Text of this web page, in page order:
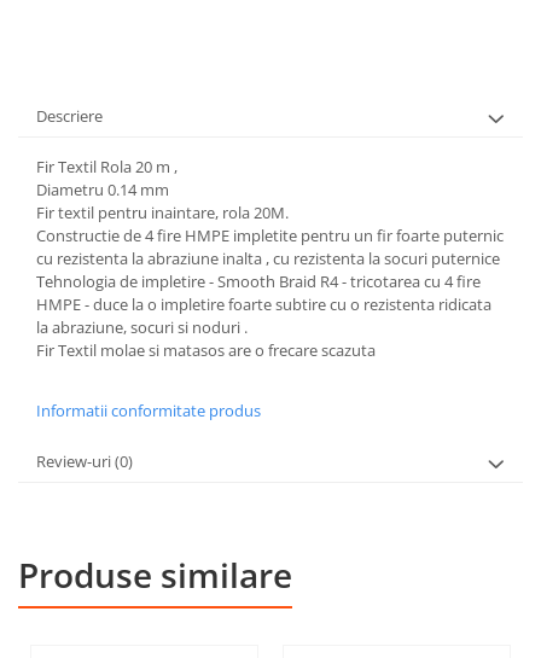
Descriere
Fir Textil Rola 20 m ,
Diametru 0.14 mm
Fir textil pentru inaintare, rola 20M.
Constructie de 4 fire HMPE impletite pentru un fir foarte puternic
cu rezistenta la abraziune inalta , cu rezistenta la socuri puternice
Tehnologia de impletire - Smooth Braid R4 - tricotarea cu 4 fire
HMPE - duce la o impletire foarte subtire cu o rezistenta ridicata
la abraziune, socuri si noduri .
Fir Textil molae si matasos are o frecare scazuta
Informatii conformitate produs
Review-uri(0)
Produse similare